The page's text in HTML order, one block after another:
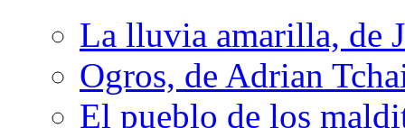
La lluvia amarilla, de
Ogros, de Adrian
El pueblo de los